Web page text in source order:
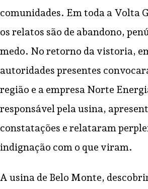
comunidades. Em toda a Volta
os relatos são de abandono,
medo. No retorno da vistoria,
autoridades presentes
região e a empresa Norte
responsável pela usina,
constatações e relataram
indignação com o que viram.
A usina de Belo Monte,